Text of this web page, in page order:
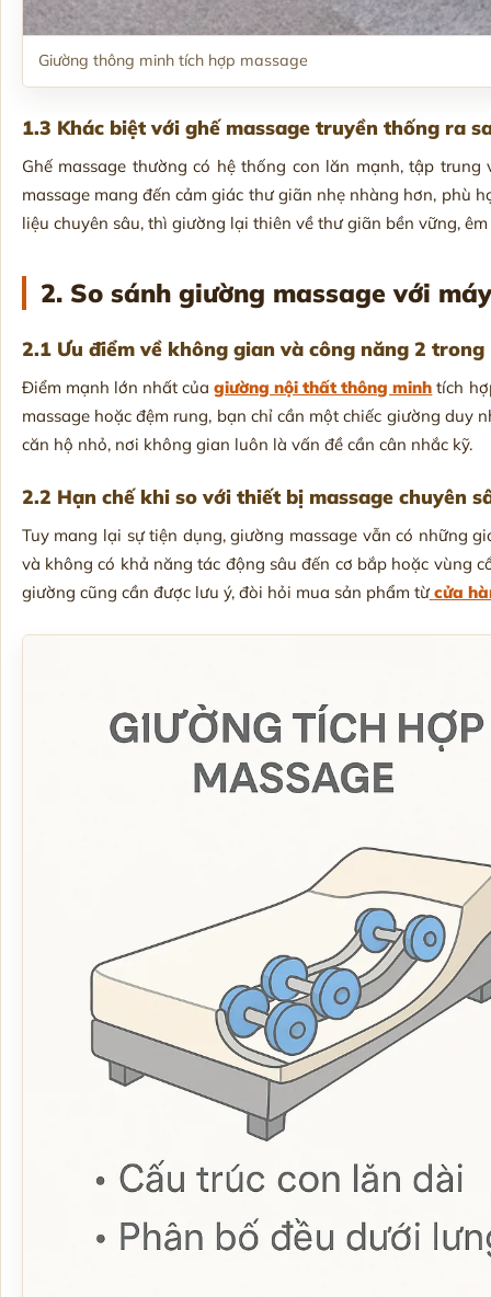
Giường thông minh tích hợp massage
1.3 Khác biệt với ghế massage truyền thống ra
Ghế massage thường có hệ thống con lăn mạnh, tập
massage mang đến cảm giác thư giãn nhẹ nhàng hơn, phù
liệu chuyên sâu, thì giường lại thiên về thư giãn bền vững,
2. So sánh giường massage với
2.1 Ưu điểm về không gian và công năng 2 trong
Điểm mạnh lớn nhất củagiường nội thất thông minh tích
massage hoặc đệm rung, bạn chỉ cần một chiếc giường
căn hộ nhỏ, nơi không gian luôn là vấn đề cần cân nhắc kỹ.
2.2 Hạn chế khi so với thiết bị massage chuyên
Tuy mang lại sự tiện dụng, giường massage vẫn có những
và không có khả năng tác động sâu đến cơ bắp hoặc vùng
giường cũng cần được lưu ý, đòi hỏi mua sản phẩm từ cửa